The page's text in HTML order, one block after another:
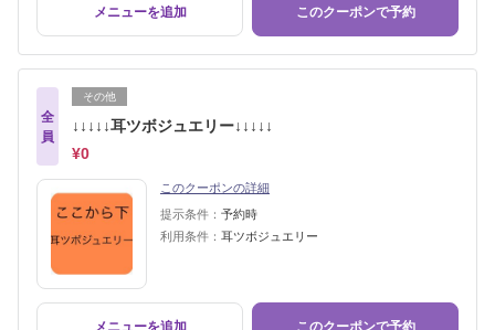
メニューを追加 このクーポンで予約
全
員
その他
↓↓↓↓↓耳ツボジュエリー↓↓↓↓↓
¥0
このクーポンの詳細
提示条件： 予約時
利用条件： 耳ツボジュエリー
メニューを追加 このクーポンで予約